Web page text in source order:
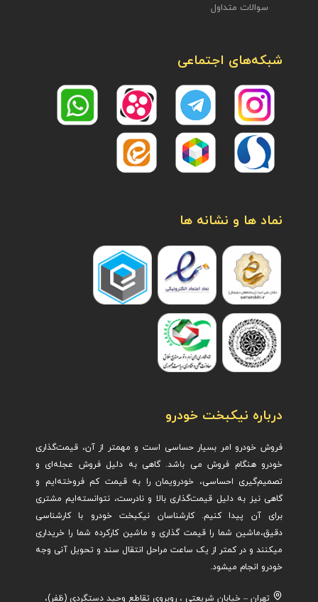
سوالات متداول
شبکه‌های اجتماعی
نماد ها و نشانه ها
درباره نیکبخت خودرو
فروش خودرو امر بسیار حساسی است و مهمتر از آن، قیمت‌گذاری
خودرو هنگام فروش می باشد. گاهی به دلیل فروش عجله‌ای و
تصمیم‌گیری احساسی، خودرویمان را به قیمت کم فروخته‌ایم و
گاهی نیز به دلیل قیمت‌گذاری بالا و نادرست، نتوانسته‌ایم مشتری
برای آن پیدا کنیم. کارشناسان نیکبخت خودرو با کارشناسی
دقیق،ماشین شما را قیمت گذاری و ماشین کارکرده شما را خریداری
میکنند و در کمتر از یک ساعت مراحل انتقال سند و تحویل آنی وجه
خودرو انجام میشود.
تهران – خیابان شریعتی ، روبروی تقاطع وحید دستگردی (ظفر)،